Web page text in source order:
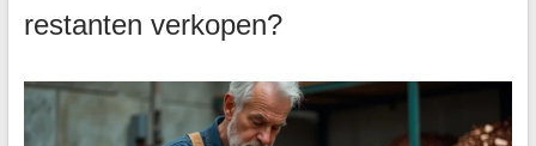
restanten verkopen?